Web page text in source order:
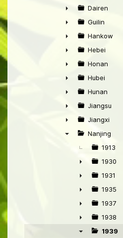
►
►
Dairen
►
Guilin
►
Hankow
►
Hebei
►
Honan
►
Hubei
►
Hunan
►
Jiangsu
►
Jiangxi
Nanjing
1913
►
1930
►
1931
►
1935
►
1937
►
1938
1939